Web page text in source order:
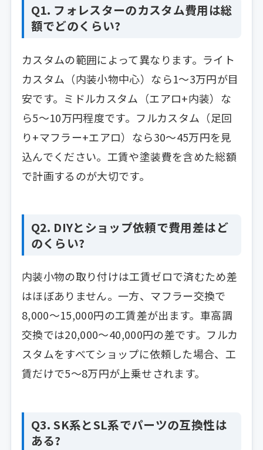
Q1. フォレスターのカスタム費用は総
額でどのくらい?
カスタムの範囲によって異なります。ライト
カスタム（内装小物中心）なら1〜3万円が目
安です。ミドルカスタム（エアロ+内装）な
ら5〜10万円程度です。フルカスタム（足回
り+マフラー+エアロ）なら30〜45万円を見
込んでください。工賃や塗装費を含めた総額
で計画するのが大切です。
Q2. DIYとショップ依頼で費用差はど
のくらい?
内装小物の取り付けは工賃ゼロで済むため差
はほぼありません。一方、マフラー交換で
8,000〜15,000円の工賃差が出ます。車高調
交換では20,000〜40,000円の差です。フルカ
スタムをすべてショップに依頼した場合、工
賃だけで5〜8万円が上乗せされます。
Q3. SK系とSL系でパーツの互換性は
ある?